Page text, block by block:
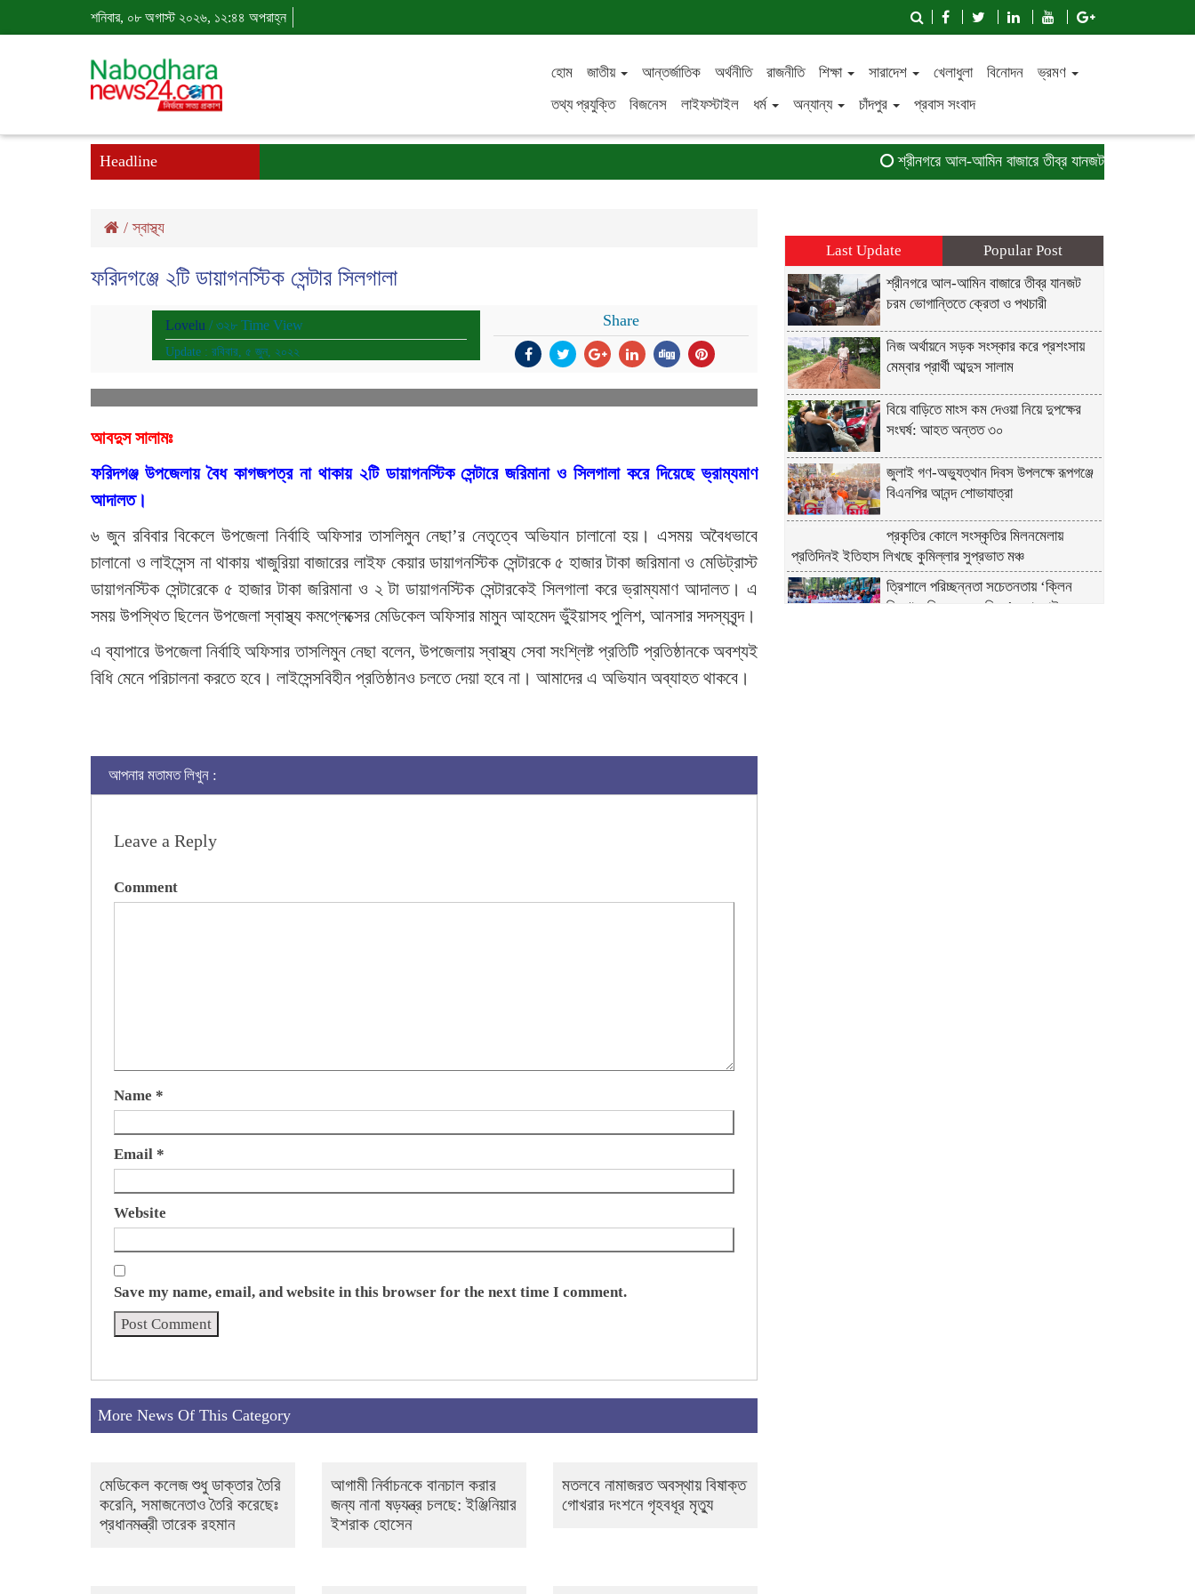
শনিবার, ০৮ অগাস্ট ২০২৬, ১২:৪৪ অপরাহ্ন
হোম জাতীয় আন্তর্জাতিক অর্থনীতি রাজনীতি শিক্ষা সারাদেশ খেলাধুলা বিনোদন
ভ্রমণ
তথ্য প্রযুক্তি
বিজনেস লাইফস্টাইল ধর্ম অন্যান্য চাঁদপুর প্রবাস সংবাদ
Headline শ্রীনগরে আল-আমিন বাজারে তীব্র যানজট চরম ভোগান্তিতে
/স্বাস্থ্য
ফরিদগঞ্জে ২টি ডায়াগনস্টিক সেন্টার সিলগালা
Lovelu / ৩২৮ Time View
Update : রবিবার, ৫ জুন, ২০২২
Share
আবদুস সালামঃ
ফরিদগঞ্জ উপজেলায় বৈধ কাগজপত্র না থাকায় ২টি ডায়াগনস্টিক সেন্টারে জরিমানা ও সিলগালা করে দিয়েছে ভ্রাম্যমাণ
আদালত।
৬ জুন রবিবার বিকেলে উপজেলা নির্বাহি অফিসার তাসলিমুন নেছা’র নেতৃত্বে অভিযান চালানো হয়। এসময় অবৈধভাবে
চালানো ও লাইসেন্স না থাকায় খাজুরিয়া বাজারের লাইফ কেয়ার ডায়াগনস্টিক সেন্টারকে ৫ হাজার টাকা জরিমানা ও মেডিট্রাস্ট
ডায়াগনস্টিক সেন্টারেকে ৫ হাজার টাকা জরিমানা ও ২ টা ডায়াগনস্টিক সেন্টারকেই সিলগালা করে ভ্রাম্যমাণ আদালত। এ
সময় উপস্থিত ছিলেন উপজেলা স্বাস্থ্য কমপ্লেক্সের মেডিকেল অফিসার মামুন আহমেদ ভুঁইয়াসহ পুলিশ, আনসার সদস্যবৃন্দ।
এ ব্যাপারে উপজেলা নির্বাহি অফিসার তাসলিমুন নেছা বলেন, উপজেলায় স্বাস্থ্য সেবা সংশ্লিষ্ট প্রতিটি প্রতিষ্ঠানকে অবশ্যই
বিধি মেনে পরিচালনা করতে হবে। লাইসেন্সবিহীন প্রতিষ্ঠানও চলতে দেয়া হবে না। আমাদের এ অভিযান অব্যাহত থাকবে।
আপনার মতামত লিখুন :
Leave a Reply
Comment
Name *
Email *
Website
Save my name, email, and website in this browser for the next time I comment.
More News Of This Category
মেডিকেল কলেজ শুধু ডাক্তার তৈরি
করেনি, সমাজনেতাও তৈরি করেছেঃ
প্রধানমন্ত্রী তারেক রহমান
আগামী নির্বাচনকে বানচাল করার
জন্য নানা ষড়যন্ত্র চলছে: ইঞ্জিনিয়ার
ইশরাক হোসেন
মতলবে নামাজরত অবস্থায় বিষাক্ত
গোখরার দংশনে গৃহবধূর মৃত্যু
Last Update
Popular Post
শ্রীনগরে আল-আমিন বাজারে তীব্র যানজট
চরম ভোগান্তিতে ক্রেতা ও পথচারী
নিজ অর্থায়নে সড়ক সংস্কার করে প্রশংসায়
মেম্বার প্রার্থী আব্দুস সালাম
বিয়ে বাড়িতে মাংস কম দেওয়া নিয়ে দুপক্ষের
সংঘর্ষ: আহত অন্তত ৩০ ​
জুলাই গণ-অভ্যুত্থান দিবস উপলক্ষে রূপগঞ্জে
বিএনপির আনন্দ শোভাযাত্রা
প্রকৃতির কোলে সংস্কৃতির মিলনমেলায়
প্রতিদিনই ইতিহাস লিখছে কুমিল্লার সুপ্রভাত মঞ্চ
ত্রিশালে পরিচ্ছন্নতা সচেতনতায় ‘ক্লিন
ত্রিশাল-ক্লিন ময়মনসিংহ’ ক্যাম্পেইন